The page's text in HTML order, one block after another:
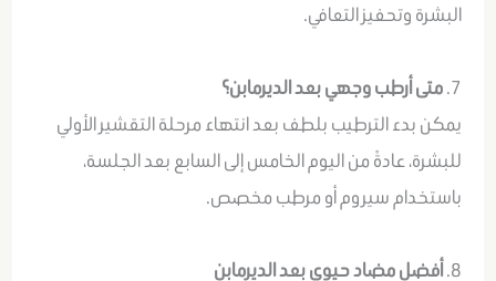
البشرة وتحفيز التعافي.
7. متى أرطب وجهي بعد الديرمابن؟
يمكن بدء الترطيب بلطف بعد انتهاء مرحلة التقشير الأولي
للبشرة، عادةً من اليوم الخامس إلى السابع بعد الجلسة،
باستخدام سيروم أو مرطب مخصص.
8. أفضل مضاد حيوي بعد الديرمابن